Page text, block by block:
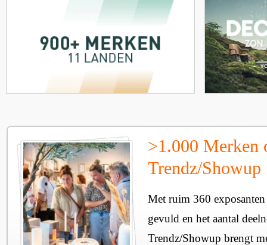
>1.000 Merken
Trendz/Showup
Met ruim 360
gevuld en het aantal
Trendz/Showup brengt